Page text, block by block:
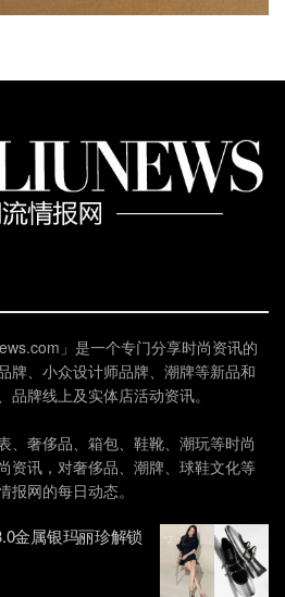
」是一个专门分享时尚资讯的
牌、小众设计师品牌、潮牌等新品和
牌线上及实体店活动资讯。
、奢侈品、箱包、鞋靴、潮玩等时尚
资讯，对奢侈品、潮牌、球鞋文化等
报网的每日动态。
金属银玛丽珍解锁